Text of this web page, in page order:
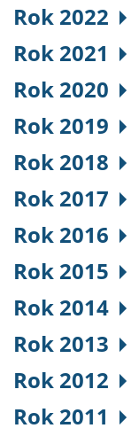
Rok 2022
Rok 2021
Rok 2020
Rok 2019
Rok 2018
Rok 2017
Rok 2016
Rok 2015
Rok 2014
Rok 2013
Rok 2012
Rok 2011